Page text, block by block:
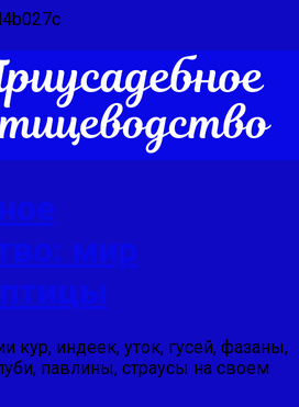
мир
кур, индеек, уток, гусей, фазаны,
павлины, страусы на своем